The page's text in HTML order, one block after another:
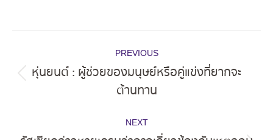
navigation
PREVIOUS
Previous
post:
หุ่นยนต์ : ผู้ช่วยของมนุษย์หรือคู่แข่งที่ยากจะ
ต้านทาน
NEXT